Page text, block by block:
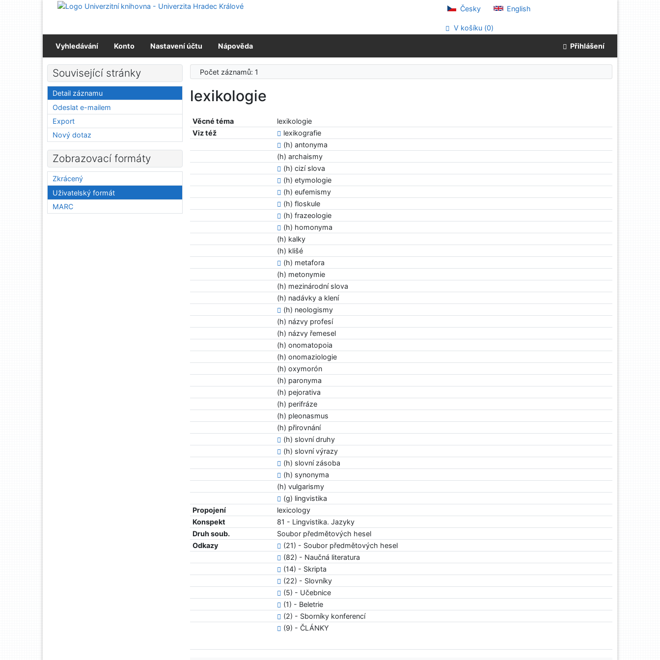
Přejít na obsah
Česky English
V košíku (0)
Vyhledávání Konto Nastavení účtu Nápověda Přihlášení
Počet záznamů: 1
lexikologie
Věcné téma
lexikologie
Viz též
lexikografie
(h) antonyma
(h) archaismy
(h) cizí slova
(h) etymologie
(h) eufemismy
(h) floskule
(h) frazeologie
(h) homonyma
(h) kalky
(h) klišé
(h) metafora
(h) metonymie
(h) mezinárodní slova
(h) nadávky a klení
(h) neologismy
(h) názvy profesí
(h) názvy řemesel
(h) onomatopoia
(h) onomaziologie
(h) oxymorón
(h) paronyma
(h) pejorativa
(h) perifráze
(h) pleonasmus
(h) přirovnání
(h) slovní druhy
(h) slovní výrazy
(h) slovní zásoba
(h) synonyma
(h) vulgarismy
(g) lingvistika
Propojení
lexicology
Konspekt
81 - Lingvistika. Jazyky
Druh soub.
Soubor předmětových hesel
Odkazy
(21) - Soubor předmětových hesel
(82) - Naučná literatura
(14) - Skripta
(22) - Slovníky
(5) - Učebnice
(1) - Beletrie
(2) - Sborníky konferencí
(9) - ČLÁNKY
Související stránky
Detail záznamu
Odeslat e-mailem
Export
Nový dotaz
Zobrazovací formáty
Zkrácený
Uživatelský formát
MARC